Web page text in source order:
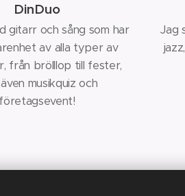
DinDuo
gitarr och sång som har
av alla typer av
från brölllop till fester,
musikquiz och
företagsevent!
Jag